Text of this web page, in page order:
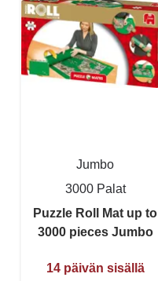
Jumbo
3000 Palat
Puzzle Roll Mat up to
3000 pieces Jumbo
14 päivän sisällä